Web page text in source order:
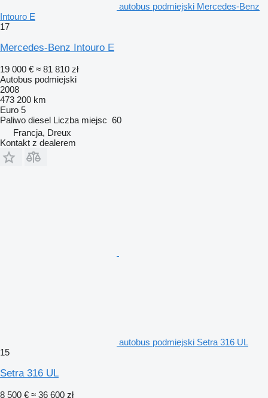
autobus podmiejski Mercedes-Benz
Intouro E
17
Mercedes-Benz Intouro E
19 000 € ≈ 81 810 zł
Autobus podmiejski
2008
473 200 km
Euro 5
Paliwo diesel Liczba miejsc 60
Francja, Dreux
Kontakt z dealerem
autobus podmiejski Setra 316 UL
15
Setra 316 UL
8 500 € ≈ 36 600 zł